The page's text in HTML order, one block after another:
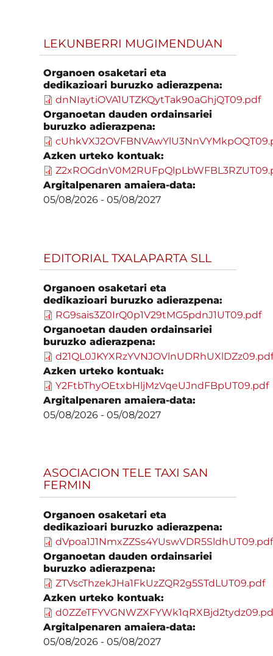
LEKUNBERRI MUGIMENDUAN
Organoen osaketari eta
dedikazioari buruzko adierazpena:
dnNIaytiOVA1UTZKQytTak90aGhjQT09.pdf
Organoetan dauden ordainsariei
buruzko adierazpena:
Azken urteko kontuak:
Argitalpenaren amaiera-data:
05/08/2026 -05/08/2027
EDITORIAL TXALAPARTA SLL
Organoen osaketari eta
dedikazioari buruzko adierazpena:
RG9sais3Z0IrQ0p1V29tMG5pdnJ1UT09.pdf
Organoetan dauden ordainsariei
buruzko adierazpena:
Azken urteko kontuak:
Y2FtbThyOEtxbHljMzVqeUJndFBpUT09.pdf
Argitalpenaren amaiera-data:
05/08/2026 -05/08/2027
ASOCIACION TELE TAXI SAN
FERMIN
Organoen osaketari eta
dedikazioari buruzko adierazpena:
dVpoa1J1NmxZZSs4YUswVDR5SldhUT09.pdf
Organoetan dauden ordainsariei
buruzko adierazpena:
ZTVscThzekJHa1FkUzZQR2g5STdLUT09.pdf
Azken urteko kontuak:
Argitalpenaren amaiera-data:
05/08/2026 -05/08/2027